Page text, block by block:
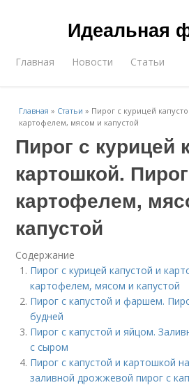
Идеальная
Главная Новости Статьи
Главная » Статьи » Пирог с курицей
картофелем, мясом и капустой
Пирог с курицей
картошкой.
картофелем,
капустой
Содержание
Пирог с курицей капустой и
картофелем, мясом и капустой
Пирог с капустой и фаршем.
будней
Пирог с капустой и яйцом.
с сыром
Пирог с капустой и картошкой
заливной дрожжевой пирог с